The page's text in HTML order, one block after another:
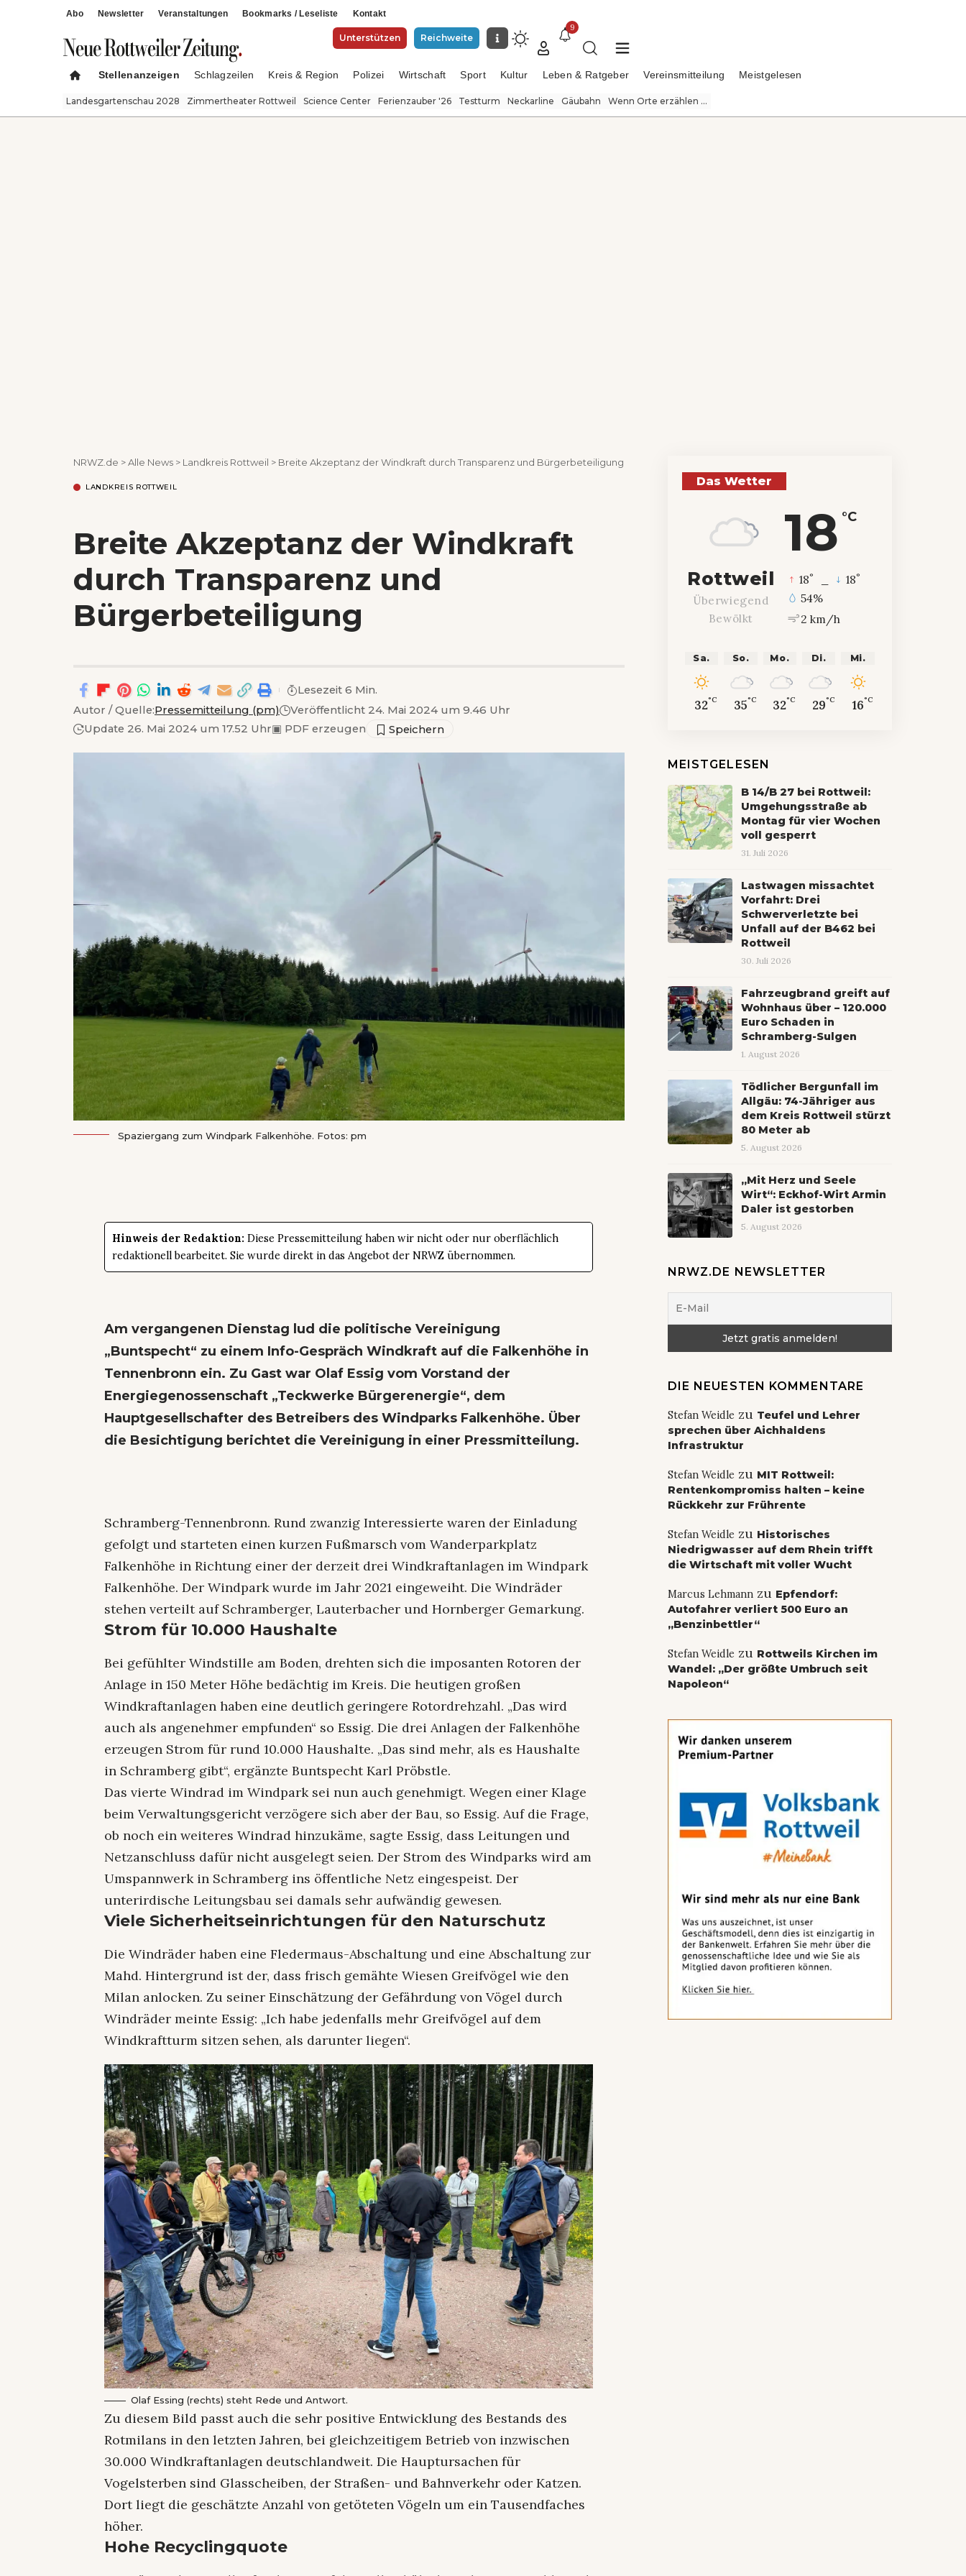
Abo Newsletter Veranstaltungen Bookmarks / Leseliste Kontakt
Unterstützen Reichweite
9
Stellenanzeigen Schlagzeilen Kreis & Region Polizei Wirtschaft Sport Kultur Leben & Ratgeber Vereinsmitteilung Meistgelesen
Landesgartenschau 2028 Zimmertheater Rottweil Science Center Ferienzauber '26 Testturm Neckarline Gäubahn Wenn Orte erzählen ...
NRWZ.de >Alle News > Landkreis Rottweil > Breite Akzeptanz der Windkraft durch Transparenz und Bürgerbeteiligung
LANDKREIS ROTTWEIL
Breite Akzeptanz der Windkraft
durch Transparenz und
Bürgerbeteiligung
Autor / Quelle:Pressemitteilung (pm)
Veröffentlicht 24. Mai 2024 um 9.46 Uhr
Update 26. Mai 2024 um 17.52 Uhr▣ PDF erzeugen
Lesezeit 6 Min.
Spaziergang zum Windpark Falkenhöhe. Fotos: pm
Hinweis der Redaktion: Diese Pressemitteilung haben wir nicht oder nur oberflächlich
redaktionell bearbeitet. Sie wurde direkt in das Angebot der NRWZ übernommen.
Am vergangenen Dienstag lud die politische Vereinigung
„Buntspecht“ zu einem Info-Gespräch Windkraft auf die Falkenhöhe in
Tennenbronn ein. Zu Gast war Olaf Essig vom Vorstand der
Energiegenossenschaft „Teckwerke Bürgerenergie“, dem
Hauptgesellschafter des Betreibers des Windparks Falkenhöhe. Über
die Besichtigung berichtet die Vereinigung in einer Pressmitteilung.
Schramberg-Tennenbronn. Rund zwanzig Interessierte waren der Einladung
gefolgt und starteten einen kurzen Fußmarsch vom Wanderparkplatz
Falkenhöhe in Richtung einer der derzeit drei Windkraftanlagen im Windpark
Falkenhöhe. Der Windpark wurde im Jahr 2021 eingeweiht. Die Windräder
stehen verteilt auf Schramberger, Lauterbacher und Hornberger Gemarkung.
Strom für 10.000 Haushalte
Bei gefühlter Windstille am Boden, drehten sich die imposanten Rotoren der
Anlage in 150 Meter Höhe bedächtig im Kreis. Die heutigen großen
Windkraftanlagen haben eine deutlich geringere Rotordrehzahl. „Das wird
auch als angenehmer empfunden“ so Essig. Die drei Anlagen der Falkenhöhe
erzeugen Strom für rund 10.000 Haushalte. „Das sind mehr, als es Haushalte
in Schramberg gibt“, ergänzte Buntspecht Karl Pröbstle.
Das vierte Windrad im Windpark sei nun auch genehmigt. Wegen einer Klage
beim Verwaltungsgericht verzögere sich aber der Bau, so Essig. Auf die Frage,
ob noch ein weiteres Windrad hinzukäme, sagte Essig, dass Leitungen und
Netzanschluss dafür nicht ausgelegt seien. Der Strom des Windparks wird am
Umspannwerk in Schramberg ins öffentliche Netz eingespeist. Der
unterirdische Leitungsbau sei damals sehr aufwändig gewesen.
Viele Sicherheitseinrichtungen für den Naturschutz
Die Windräder haben eine Fledermaus-Abschaltung und eine Abschaltung zur
Mahd. Hintergrund ist der, dass frisch gemähte Wiesen Greifvögel wie den
Milan anlocken. Zu seiner Einschätzung der Gefährdung von Vögel durch
Windräder meinte Essig: „Ich habe jedenfalls mehr Greifvögel auf dem
Windkraftturm sitzen sehen, als darunter liegen“.
Olaf Essing (rechts) steht Rede und Antwort.
Zu diesem Bild passt auch die sehr positive Entwicklung des Bestands des
Rotmilans in den letzten Jahren, bei gleichzeitigem Betrieb von inzwischen
30.000 Windkraftanlagen deutschlandweit. Die Hauptursachen für
Vogelsterben sind Glasscheiben, der Straßen- und Bahnverkehr oder Katzen.
Dort liegt die geschätzte Anzahl von getöteten Vögeln um ein Tausendfaches
höher.
Hohe Recyclingquote
Das Wetter
18 °C
Rottweil
Überwiegend
Bewölkt
18° 18°
54%
2 km/h
Sa.
32°C
So.
35°C
Mo.
32°C
Di.
29°C
Mi.
16°C
MEISTGELESEN
B 14/B 27 bei Rottweil:
Umgehungsstraße ab
Montag für vier Wochen
voll gesperrt
31. Juli 2026
Lastwagen missachtet
Vorfahrt: Drei
Schwerverletzte bei
Unfall auf der B462 bei
Rottweil
30. Juli 2026
Fahrzeugbrand greift auf
Wohnhaus über – 120.000
Euro Schaden in
Schramberg-Sulgen
1. August 2026
Tödlicher Bergunfall im
Allgäu: 74-Jähriger aus
dem Kreis Rottweil stürzt
80 Meter ab
5. August 2026
„Mit Herz und Seele
Wirt“: Eckhof-Wirt Armin
Daler ist gestorben
5. August 2026
NRWZ.DE NEWSLETTER
DIE NEUESTEN KOMMENTARE
Stefan Weidle zu Teufel und Lehrer
sprechen über Aichhaldens
Infrastruktur
Stefan Weidle zu MIT Rottweil:
Rentenkompromiss halten – keine
Rückkehr zur Frührente
Stefan Weidle zu Historisches
Niedrigwasser auf dem Rhein trifft
die Wirtschaft mit voller Wucht
Marcus Lehmannzu Epfendorf:
Autofahrer verliert 500 Euro an
„Benzinbettler“
Stefan Weidle zu Rottweils Kirchen im
Wandel: „Der größte Umbruch seit
Napoleon“